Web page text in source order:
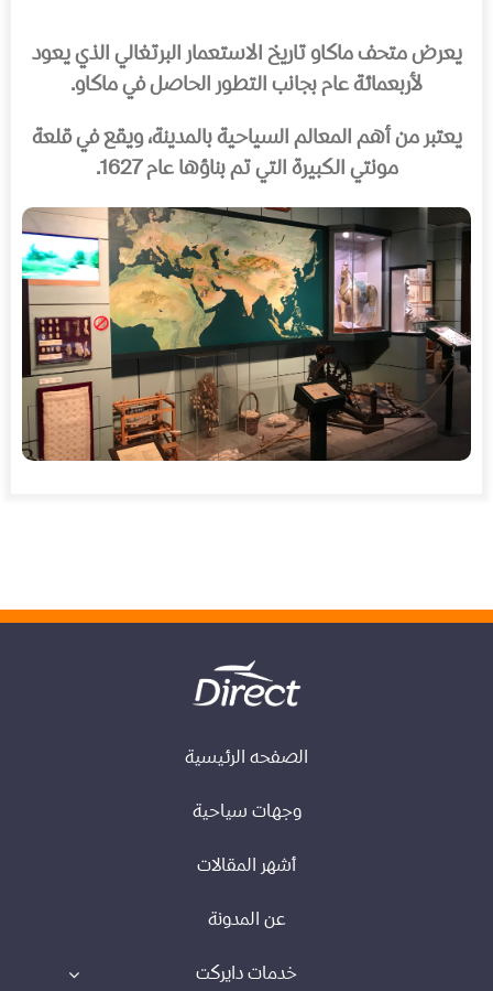
يعرض متحف ماكاو تاريخ الاستعمار البرتغالي الذي يعود
لأربعمائة عام بجانب التطور الحاصل في ماكاو.
يعتبر من أهم المعالم السياحية بالمدينة، ويقع في قلعة
مونتي الكبيرة التي تم بناؤها عام 1627.
الصفحه الرئيسية
وجهات سياحية
أشهر المقالات
عن المدونة
خدمات دايركت